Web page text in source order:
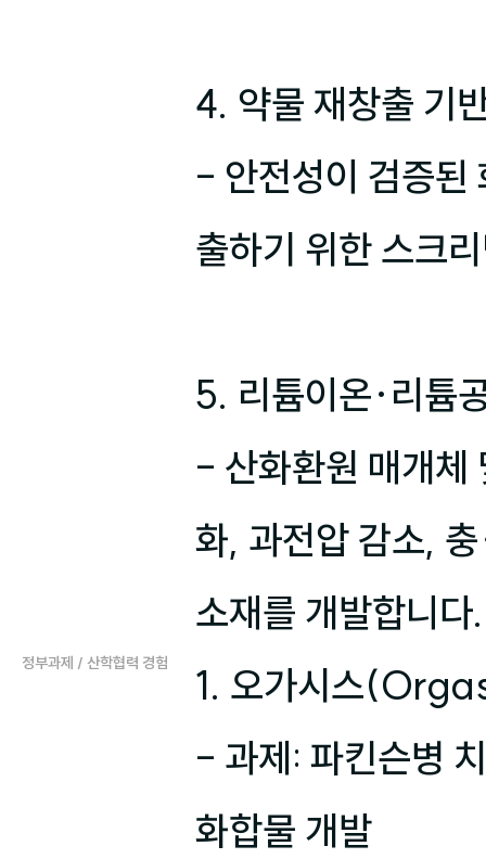
4. 약물 재창출 기
- 안전성이 검증된
출하기 위한 스크
5. 리튬이온·리튬
- 산화환원 매개체
화, 과전압 감소,
소재를 개발합니다.
정부과제 / 산학협력 경험
1. 오가시스
- 과제: 파킨슨병
화합물 개발